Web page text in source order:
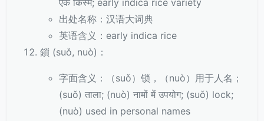
एक किस्म; early indica rice variety
出处名称：汉语大词典
英语含义：early indica rice
鎻 (suǒ, nuò)：
字面含义：（suǒ）锁，（nuò）用于人名；
(suǒ) ताला; (nuò) नामों में उपयोग; (suǒ) lock;
(nuò) used in personal names